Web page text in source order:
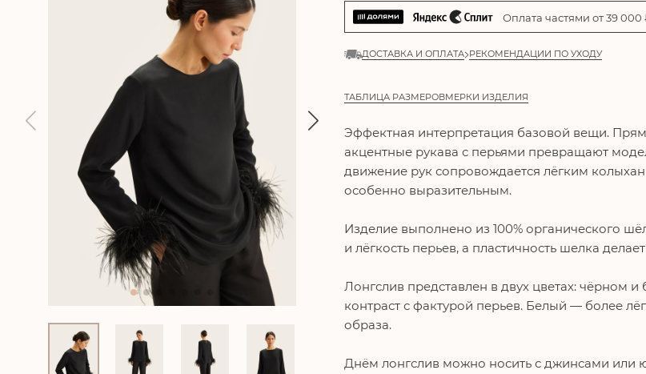
Оплата частями от39 000
ДОСТАВКА И ОПЛАТА РЕКОМЕНДАЦИИ ПО УХОДУ
ТАБЛИЦА РАЗМЕРОВМЕРКИ ИЗДЕЛИЯ
Эффектная интерпретация базовой вещи.
акцентные рукава с перьями превращают
движение рук сопровождается лёгким
особенно выразительным.
Изделие выполнено из 100% органического
и лёгкость перьев, а пластичность шелка
Лонгслив представлен в двух цветах: чёрном
контраст с фактурой перьев. Белый — более
образа.
Днём лонгслив можно носить с джинсами или